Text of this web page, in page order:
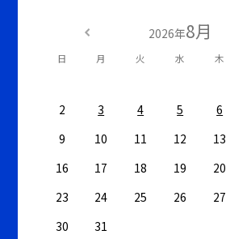
2026年8月
日 月 火 水 木
2
3 4 5 6
9
10 11 12 13
16
17 18 19 20
23
24 25 26 27
30
31